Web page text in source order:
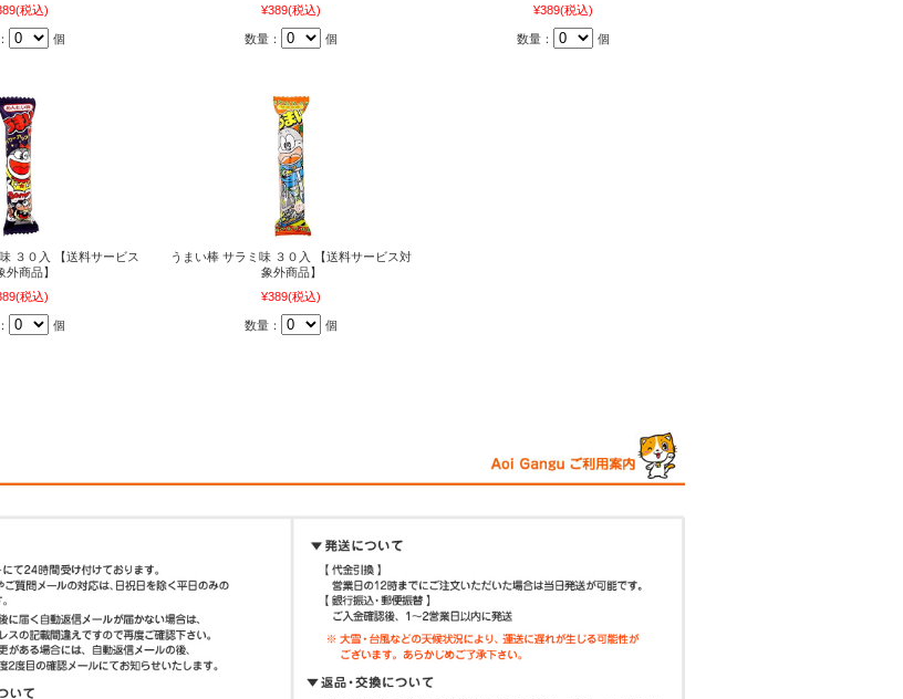
(税込)
個
¥389(税込)
数量： 個
¥389(税込)
数量： 個
３０入 【送料サービス
外商品】
(税込)
個
うまい棒 サラミ味 ３０入 【送料サービス対
象外商品】
¥389(税込)
数量： 個